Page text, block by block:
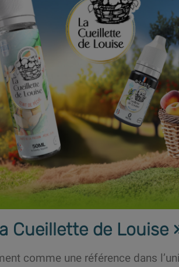
Cueillette de Louise
comme une référence dans